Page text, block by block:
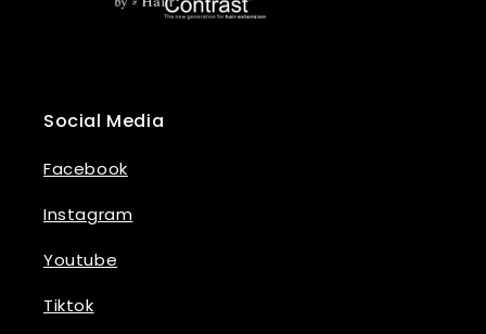
Social Media
Facebook
Instagram
Youtube
Tiktok